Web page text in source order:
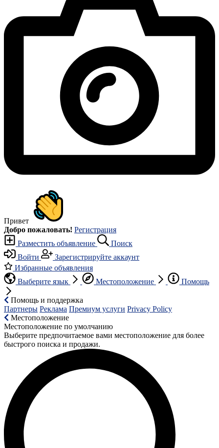
Привет
Добро пожаловать! Регистрация
Разместить объявление
Поиск
Войти
Зарегистрируйте аккаунт
Избранные объявления
Выберите язык
Местоположение Помощь
Помощь и поддержка
Партнеры Реклама Премиум услуги Privacy Policy
Местоположение
Местоположение по умолчанию
Выберите предпочитаемое вами местоположение для более
быстрого поиска и продажи.